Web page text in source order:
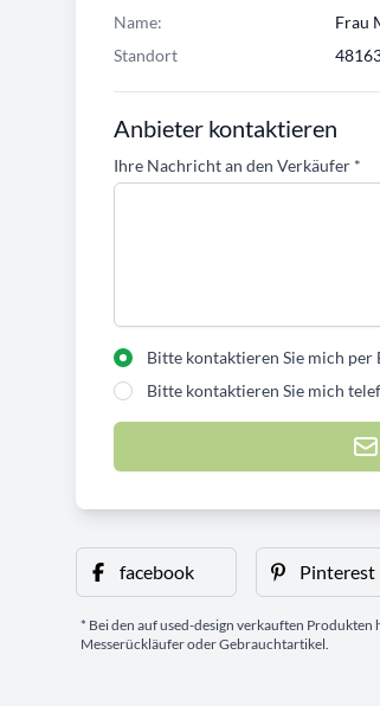
Name:
Frau
Standort
Anbieter kontaktieren
Ihre Nachricht an den Verkäufer *
Bitte kontaktieren Sie mich per
Bitte kontaktieren Sie mich
facebook Pinterest
* Bei den auf used-design verkauften Produkten
Messerückläufer oder Gebrauchtartikel.